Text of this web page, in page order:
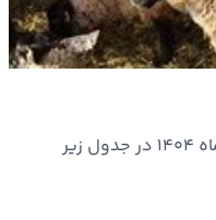
قیمت جدید دام‌زنده امروز ۱۰ بهمن ماه ۱۴۰۴ در جدول زیر